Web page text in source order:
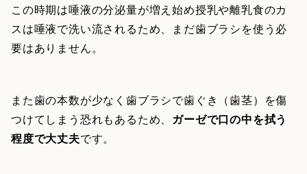
この時期は唾液の分泌量が増え始め授乳や離乳食のカ
スは唾液で洗い流されるため、まだ歯ブラシを使う必
要はありません。
また歯の本数が少なく歯ブラシで歯ぐき（歯茎）を傷
つけてしまう恐れもあるため、 ガーゼで口の中を拭う
程度で大丈夫です。